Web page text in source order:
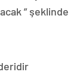
” şeklinde